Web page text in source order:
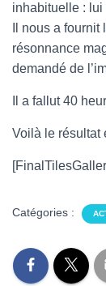
inhabituelle :
Il nous a
résonnance
demandé de
Il a fallut 40
Voilà le
Catégories :